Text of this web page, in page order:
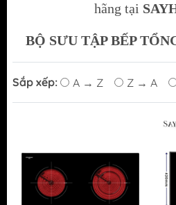
hãng tại
BỘ SƯU TẬP BẾP
Sắp xếp: A → Z Z → A